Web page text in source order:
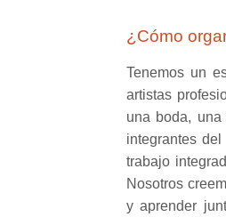
¿Cómo
Tenemos un
artistas
una boda,
integrantes
trabajo
Nosotros
y aprender